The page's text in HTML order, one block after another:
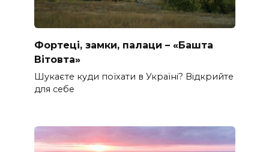
Фортеці, замки, палаци – «Башта
Вітовта»
Шукаєте куди поїхати в Україні? Відкрийте
для себе